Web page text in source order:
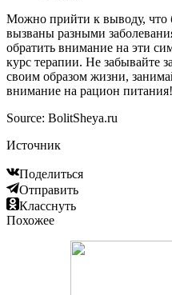
Можно прийти к выводу, что
вызваны разными
обратить внимание на эти
курс терапии. Не забывайте
своим образом жизни,
внимание на рацион питания!
Source: BolitSheya.ru
Источник
Поделиться
Отправить
Класснуть
Похожее